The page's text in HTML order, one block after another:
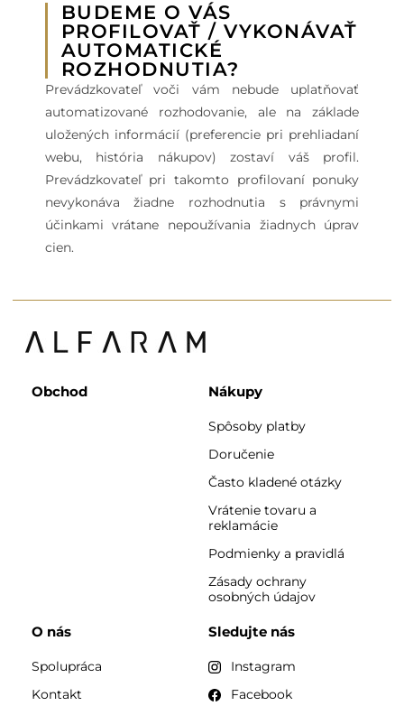
BUDEME O VÁS
PROFILOVAŤ / VYKONÁVAŤ
AUTOMATICKÉ
ROZHODNUTIA?
Prevádzkovateľ voči vám nebude uplatňovať
automatizované rozhodovanie, ale na základe
uložených informácií (preferencie pri prehliadaní
webu, história nákupov) zostaví váš profil.
Prevádzkovateľ pri takomto profilovaní ponuky
nevykonáva žiadne rozhodnutia s právnymi
účinkami vrátane nepoužívania žiadnych úprav
cien.
Obchod Nákupy
Spôsoby platby
Doručenie
Často kladené otázky
Vrátenie tovaru a
reklamácie
Podmienky a pravidlá
Zásady ochrany
osobných údajov
O nás
Spolupráca
Kontakt
Sledujte nás
Instagram
Facebook